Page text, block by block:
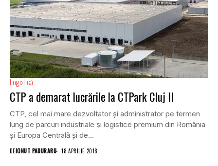
Logistică
CTP a demarat lucrările la CTPark Cluj II
CTP, cel mai mare dezvoltator și administrator pe termen
lung de parcuri industriale și logistice premium din România
și Europa Centrală și de...
DEIONUT PADURARU 18 APRILIE 2018